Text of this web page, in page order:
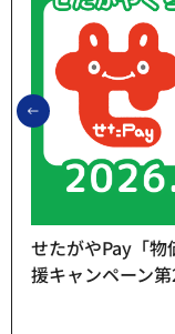
前のスライドを
せたがやPay「
援キャンペーン